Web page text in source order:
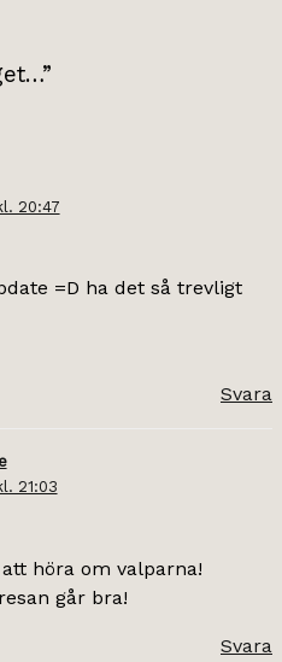
20:47
=D ha det så trevligt
Svara
21:03
höra om valparna!
går bra!
Svara